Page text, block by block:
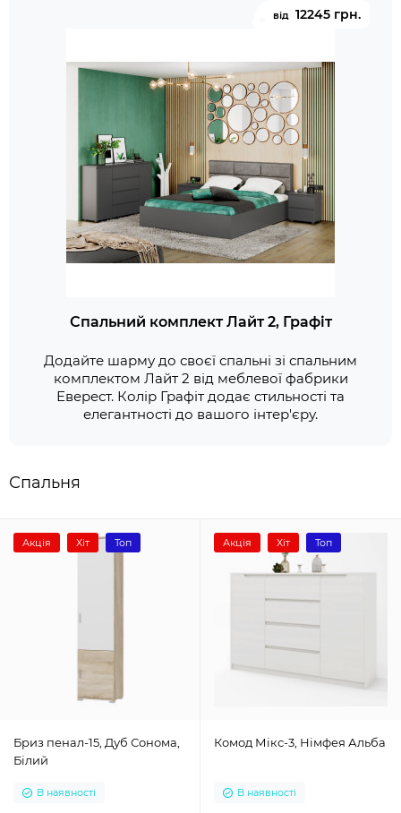
від 12245 грн.
Спальний комплект Лайт 2, Графіт
Додайте шарму до своєї спальні зі спальним
комплектом Лайт 2 від меблевої фабрики
Еверест. Колір Графіт додає стильності та
елегантності до вашого інтер'єру.
Спальня
Акція Хіт Топ
Бриз пенал-15, Дуб Сонома,
Білий
В наявності
Акція Хіт Топ
Комод Мікс-3, Німфея Альба
В наявності